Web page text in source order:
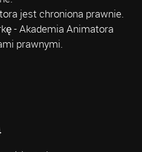
jest chroniona prawnie.
- Akademia Animatora
prawnymi.